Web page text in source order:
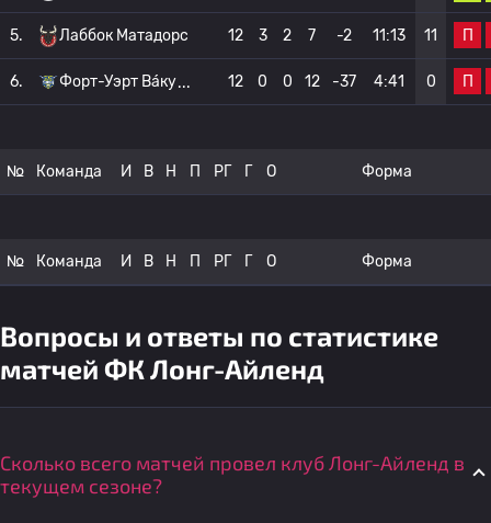
5. Лаббок Матадорс 12 3 2 7 -2 11:13 11 П
6. Форт-Уэрт Ва́ку 12 0 0 12 -37 4:41 0 П
№ Команда И В Н П РГ Г О Форма
№ Команда И В Н П РГ Г О Форма
Вопросы и ответы по статистике
матчей ФК Лонг-Айленд
Сколько всего матчей провел клуб Лонг-Айленд в
текущем сезоне?